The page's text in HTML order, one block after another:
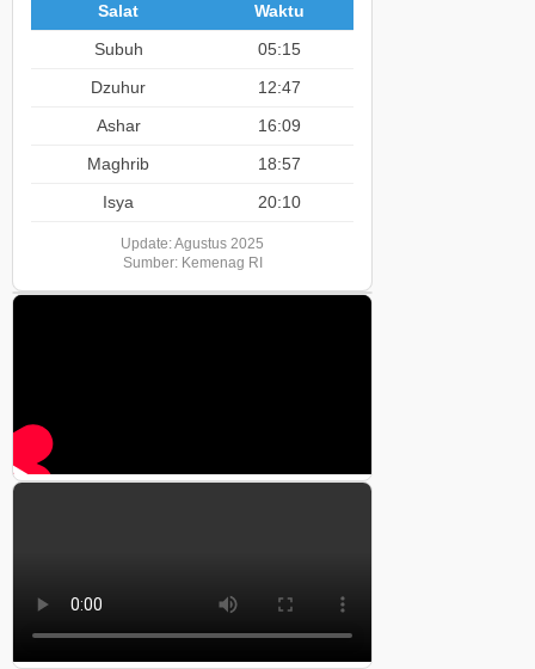
Salat
Waktu
Subuh
05:15
Dzuhur
12:47
Ashar
16:09
Maghrib
18:57
Isya
20:10
Update: Agustus 2025
Sumber: Kemenag RI